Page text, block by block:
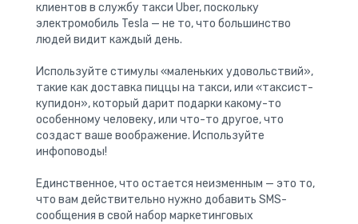
клиентов в службу такси Uber, поскольку
электромобиль Tesla — не то, что большинство
людей видит каждый день.
Используйте стимулы «маленьких удовольствий»,
такие как доставка пиццы на такси, или «таксист-
купидон», который дарит подарки какому-то
особенному человеку, или что-то другое, что
создаст ваше воображение. Используйте
инфоповоды!
Единственное, что остается неизменным — это то,
что вам действительно нужно добавить SMS-
сообщения в свой набор маркетинговых